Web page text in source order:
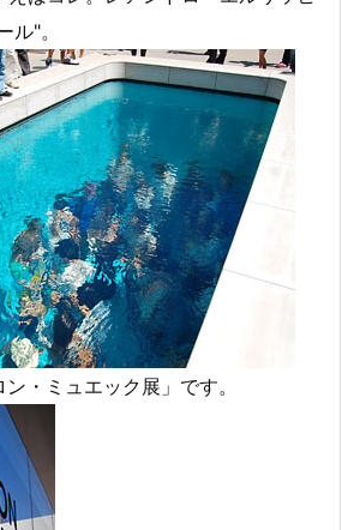
ル"。
・ミュエック展」です。